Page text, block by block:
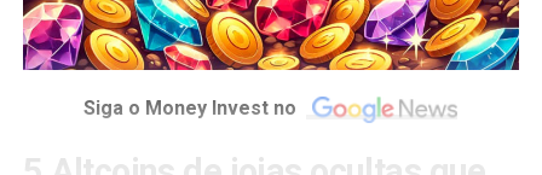
Siga o Money Invest no